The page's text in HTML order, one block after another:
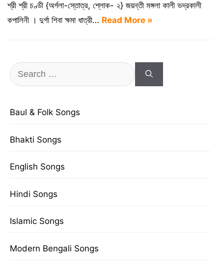
শ্রী শ্রী চণ্ডী {অর্গলা-স্তোত্র, শ্লোক- ২} জয়ন্তী মঙ্গলা কালী ভদ্রকালী
কপালিনী । দুর্গা শিবা ক্ষমা ধাত্রী… Read More »
Search
for:
Baul & Folk Songs
Bhakti Songs
English Songs
Hindi Songs
Islamic Songs
Modern Bengali Songs